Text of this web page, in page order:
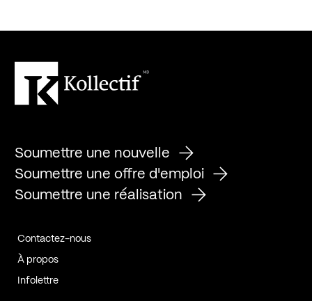
Soumettre une nouvelle
Soumettre une offre d'emploi
Soumettre une réalisation
Contactez-nous
À propos
Infolettre